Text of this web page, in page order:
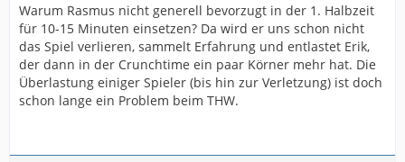
Warum Rasmus nicht generell bevorzugt in der 1. Halbzeit
für 10-15 Minuten einsetzen? Da wird er uns schon nicht
das Spiel verlieren, sammelt Erfahrung und entlastet Erik,
der dann in der Crunchtime ein paar Körner mehr hat. Die
Überlastung einiger Spieler (bis hin zur Verletzung) ist doch
schon lange ein Problem beim THW.